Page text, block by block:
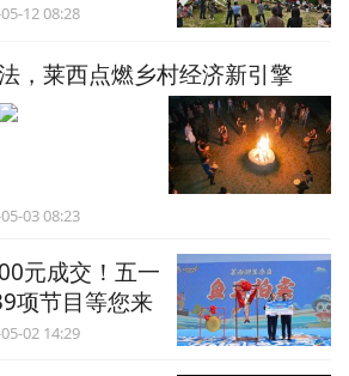
新闻 2026-05-12 08:28
，莱西点燃乡村经济新引擎
新闻 2026-05-03 08:23
元成交！五一
项节目等您来
新闻 2026-05-02 14:29